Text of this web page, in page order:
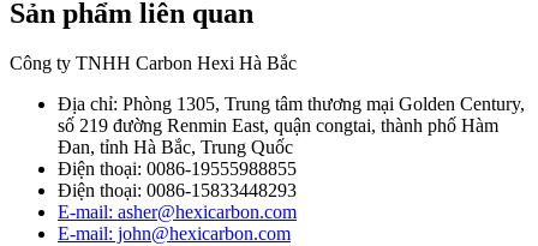
Sản phẩm liên quan
Công ty TNHH Carbon Hexi Hà Bắc
Địa chỉ: Phòng 1305, Trung tâm thương mại Golden Century,
số 219 đường Renmin East, quận congtai, thành phố Hàm
Đan, tỉnh Hà Bắc, Trung Quốc
Điện thoại: 0086-19555988855
Điện thoại: 0086-15833448293
E-mail: asher@hexicarbon.com
E-mail: john@hexicarbon.com